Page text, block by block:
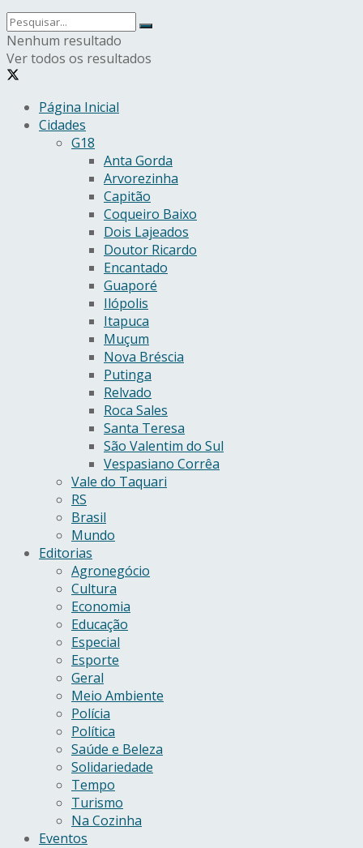
Nenhum resultado
Ver todos os resultados
Página Inicial
Cidades
G18
Anta Gorda
Arvorezinha
Capitão
Coqueiro Baixo
Dois Lajeados
Doutor Ricardo
Encantado
Guaporé
Ilópolis
Itapuca
Muçum
Nova Bréscia
Putinga
Relvado
Roca Sales
Santa Teresa
São Valentim do Sul
Vespasiano Corrêa
Vale do Taquari
RS
Brasil
Mundo
Editorias
Agronegócio
Cultura
Economia
Educação
Especial
Esporte
Geral
Meio Ambiente
Polícia
Política
Saúde e Beleza
Solidariedade
Tempo
Turismo
Na Cozinha
Eventos